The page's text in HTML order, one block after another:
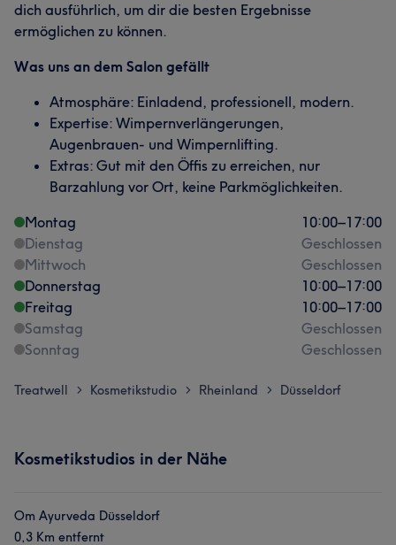
dich ausführlich, um dir die besten Ergebnisse
ermöglichen zu können.
Was uns an dem Salon gefällt
Atmosphäre: Einladend, professionell, modern.
Expertise: Wimpernverlängerungen,
Augenbrauen- und Wimpernlifting.
Extras: Gut mit den Öffis zu erreichen, nur
Barzahlung vor Ort, keine Parkmöglichkeiten.
Montag
10:00–17:00
Dienstag
Geschlossen
Mittwoch
Geschlossen
Donnerstag
10:00–17:00
Freitag
10:00–17:00
Samstag
Geschlossen
Sonntag
Geschlossen
Treatwell > Kosmetikstudio > Rheinland > Düsseldorf
Kosmetikstudios in der Nähe
Om Ayurveda Düsseldorf
0,3 Km entfernt